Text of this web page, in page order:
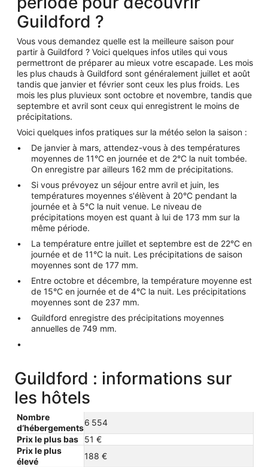
Guildford ?
Vous vous demandez quelle est la meilleure saison pour
partir à Guildford ? Voici quelques infos utiles qui vous
permettront de préparer au mieux votre escapade. Les mois
les plus chauds à Guildford sont généralement juillet et août
tandis que janvier et février sont ceux les plus froids. Les
mois les plus pluvieux sont octobre et novembre, tandis que
septembre et avril sont ceux qui enregistrent le moins de
précipitations.
Voici quelques infos pratiques sur la météo selon la saison :
De janvier à mars, attendez-vous à des températures
moyennes de 11°C en journée et de 2°C la nuit tombée.
On enregistre par ailleurs 162 mm de précipitations.
Si vous prévoyez un séjour entre avril et juin, les
températures moyennes s'élèvent à 20°C pendant la
journée et à 5°C la nuit venue. Le niveau de
précipitations moyen est quant à lui de 173 mm sur la
même période.
La température entre juillet et septembre est de 22°C en
journée et de 11°C la nuit. Les précipitations de saison
moyennes sont de 177 mm.
Entre octobre et décembre, la température moyenne est
de 15°C en journée et de 4°C la nuit. Les précipitations
moyennes sont de 237 mm.
Guildford enregistre des précipitations moyennes
annuelles de 749 mm.
Guildford : informations sur
les hôtels
Nombre
d’hébergements
6 554
Prix le plus bas
51 €
Prix le plus
élevé
188 €